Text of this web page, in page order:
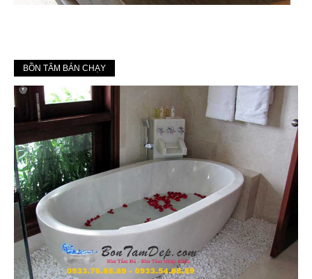
BỒN TẮM BÁN CHẠY